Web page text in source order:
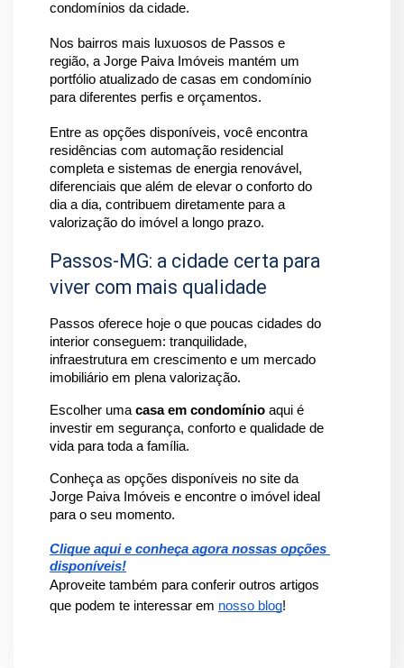
condomínios da cidade.
Nos bairros mais luxuosos de Passos e
região, a Jorge Paiva Imóveis mantém um
portfólio atualizado de casas em condomínio
para diferentes perfis e orçamentos.
Entre as opções disponíveis, você encontra
residências com automação residencial
completa e sistemas de energia renovável,
diferenciais que além de elevar o conforto do
dia a dia, contribuem diretamente para a
valorização do imóvel a longo prazo.
Passos-MG: a cidade certa para
viver com mais qualidade
Passos oferece hoje o que poucas cidades do
interior conseguem: tranquilidade,
infraestrutura em crescimento e um mercado
imobiliário em plena valorização.
Escolher uma casa em condomínio aqui é
investir em segurança, conforto e qualidade de
vida para toda a família.
Conheça as opções disponíveis no site da
Jorge Paiva Imóveis e encontre o imóvel ideal
para o seu momento.
Clique aqui e conheça agora nossas opções
disponíveis!
Aproveite também para conferir outros artigos
que podem te interessar em nosso blog!